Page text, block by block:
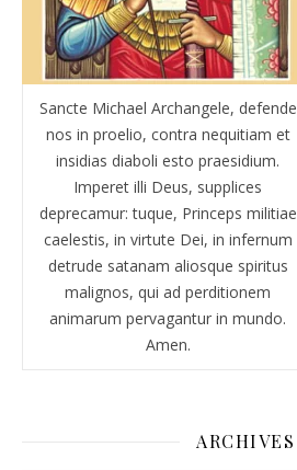
Sancte Michael Archangele, defende
nos in proelio, contra nequitiam et
insidias diaboli esto praesidium.
Imperet illi Deus, supplices
deprecamur: tuque, Princeps militiae
caelestis, in virtute Dei, in infernum
detrude satanam aliosque spiritus
malignos, qui ad perditionem
animarum pervagantur in mundo.
Amen.
ARCHIVES